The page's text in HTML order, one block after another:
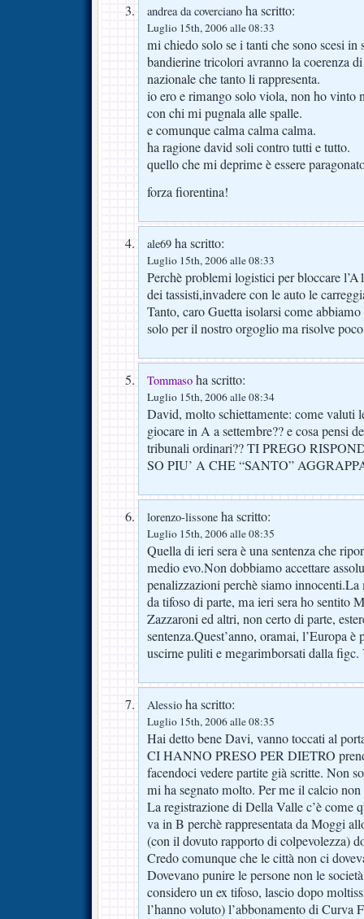
andrea da coverciano ha scritto:
Luglio 15th, 2006 alle 08:33
mi chiedo solo se i tanti che sono scesi in
bandierine tricolori avranno la coerenza
nazionale che tanto li rappresenta.
io ero e rimango solo viola, non ho vinto
con chi mi pugnala alle spalle.
e comunque calma calma calma.
ha ragione david soli contro tutti e tutto.
quello che mi deprime è essere
forza fiorentina!
ale69 ha scritto:
Luglio 15th, 2006 alle 08:33
Perchè problemi logistici per bloccare
dei tassisti,invadere con le auto le
Tanto, caro Guetta isolarsi come
solo per il nostro orgoglio ma risolve
Tommaso ha scritto:
Luglio 15th, 2006 alle 08:34
David, molto schiettamente: come valuti
giocare in A a settembre?? e cosa pensi
tribunali ordinari?? TI PREGO
SO PIU’ A CHE “SANTO”
lorenzo-lissone ha scritto:
Luglio 15th, 2006 alle 08:35
Quella di ieri sera è una sentenza che
medio evo.Non dobbiamo accettare
penalizzazioni perchè siamo innocenti.La
da tifoso di parte, ma ieri sera ho sentito
Zazzaroni ed altri, non certo di parte,
sentenza.Quest’anno, oramai, l’Europa è
uscirne puliti e megarimborsati dalla
Alessio ha scritto:
Luglio 15th, 2006 alle 08:35
Hai detto bene Davi, vanno toccati al
CI HANNO PRESO PER DIETRO
facendoci vedere partite già scritte. Non
mi ha segnato molto. Per me il calcio
La registrazione di Della Valle c’è come
va in B perchè rappresentata da Moggi
(con il dovuto rapporto di colpevolezza)
Credo comunque che le città non ci
Dovevano punire le persone non le
considero un ex tifoso, lascio dopo
l’hanno voluto) l’abbonamento di Curva